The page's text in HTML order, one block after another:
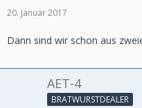
20. Januar 2017
Dann sind wir schon aus
AET-4
BRATWURSTDEALER